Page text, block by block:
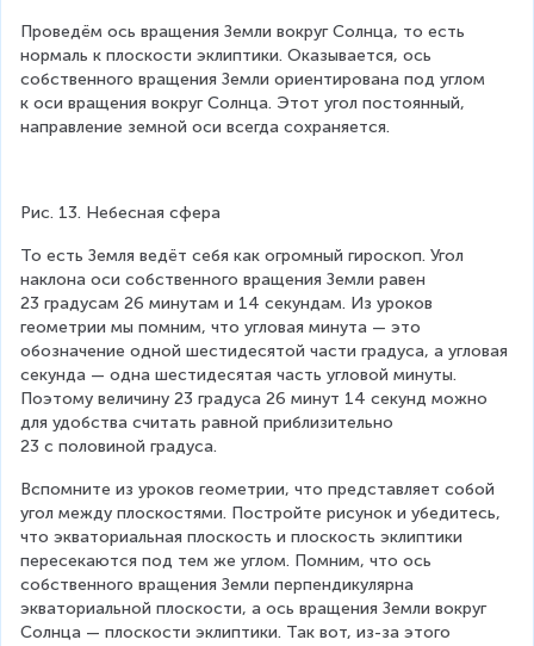
Проведём ось вращения Земли вокруг Солнца, то есть
нормаль к плоскости эклиптики. Оказывается, ось
собственного вращения Земли ориентирована под углом
к оси вращения вокруг Солнца. Этот угол постоянный,
направление земной оси всегда сохраняется.
Рис. 13. Небесная сфера
То есть Земля ведёт себя как огромный гироскоп. Угол
наклона оси собственного вращения Земли равен
23 градусам 26 минутам и 14 секундам. Из уроков
геометрии мы помним, что угловая минута — это
обозначение одной шестидесятой части градуса, а угловая
секунда — одна шестидесятая часть угловой минуты.
Поэтому величину 23 градуса 26 минут 14 секунд можно
для удобства считать равной приблизительно
23 с половиной градуса.
Вспомните из уроков геометрии, что представляет собой
угол между плоскостями. Постройте рисунок и убедитесь,
что экваториальная плоскость и плоскость эклиптики
пересекаются под тем же углом. Помним, что ось
собственного вращения Земли перпендикулярна
экваториальной плоскости, а ось вращения Земли вокруг
Солнца — плоскости эклиптики. Так вот, из-за этого